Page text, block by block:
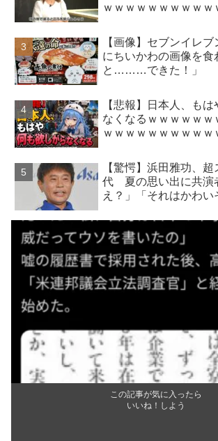
ｗｗｗｗｗｗｗｗｗｗ
【画像】セブンイレブ
にちいかわの画像を食
と………できた！」
【悲報】日本人、も
なくなるｗｗｗｗｗｗ
ｗｗｗｗｗｗｗｗｗｗ
【驚愕】浜田雅功、
代 夏の思い出に共演
え？」「それはかわい
この記事が気に入ったら
いいね！しよう